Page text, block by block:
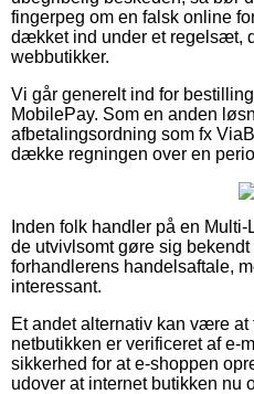
fingerpeg om en falsk online
dækket ind under et regelsæt,
webbutikker.
Vi går generelt ind for
MobilePay. Som en anden
afbetalingsordning som fx
dække regningen over en
Inden folk handler på en
de utvivlsomt gøre sig
forhandlerens handelsaftale,
interessant.
Et andet alternativ kan være at
netbutikken er verificeret af
sikkerhed for at e-shoppen
udover at internet butikken nu